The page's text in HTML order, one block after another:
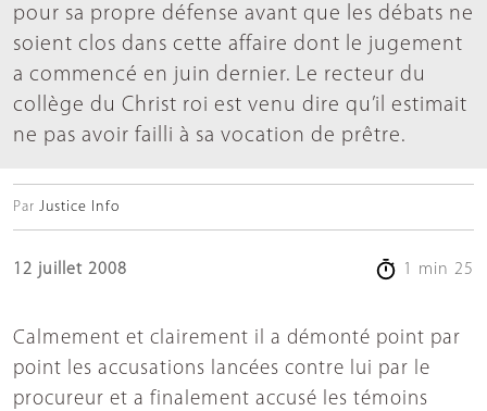
pour sa propre défense avant que les débats ne
soient clos dans cette affaire dont le jugement
a commencé en juin dernier. Le recteur du
collège du Christ roi est venu dire qu’il estimait
ne pas avoir failli à sa vocation de prêtre.
Par Justice Info
12 juillet 2008 1 min 25
Calmement et clairement il a démonté point par
point les accusations lancées contre lui par le
procureur et a finalement accusé les témoins